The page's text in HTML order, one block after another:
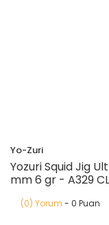
Yo-Zuri
Yozuri Squid Jig
mm 6 gr - A329 CL
(0) Yorum - 0 Puan